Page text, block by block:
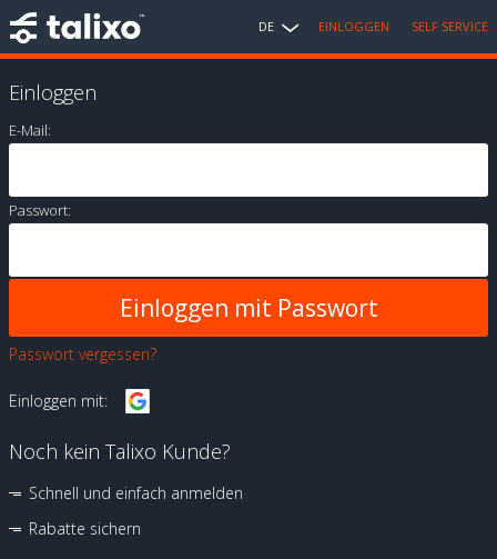
DE EINLOGGEN SELF SERVICE
Einloggen
E-Mail:
Passwort:
Passwort vergessen?
Einloggen mit:
Noch kein Talixo Kunde?
Schnell und einfach anmelden
Rabatte sichern